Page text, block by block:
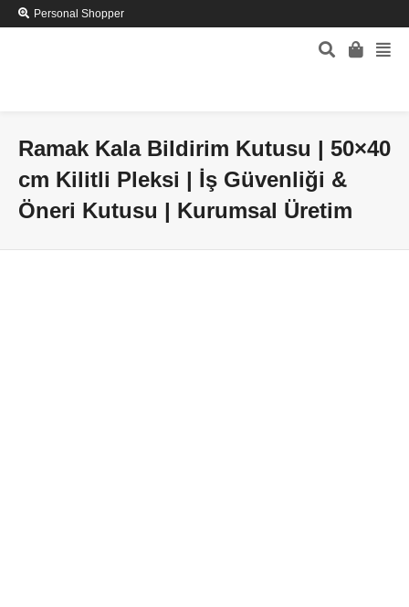
Personal Shopper
Ramak Kala Bildirim Kutusu | 50×40
cm Kilitli Pleksi | İş Güvenliği &
Öneri Kutusu | Kurumsal Üretim